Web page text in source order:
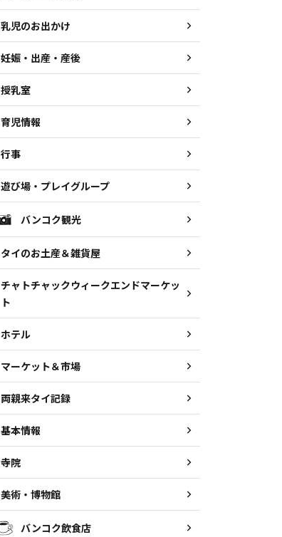
乳児のお出かけ
妊娠・出産・産後
授乳室
育児情報
行事
遊び場・プレイグループ
バンコク観光
タイのお土産＆雑貨屋
チャトチャックウィークエンドマーケッ
ト
ホテル
マーケット＆市場
両親来タイ記録
基本情報
寺院
美術・博物館
バンコク飲食店